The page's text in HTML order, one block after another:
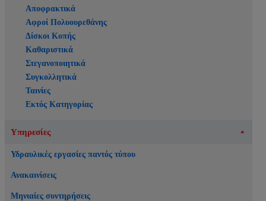
Αποφρακτικά
Αφροί Πολυουρεθάνης
Δίσκοι Κοπής
Καθαριστικά
Στεγανοποιητικά
Συγκολλητικά
Ταινίες
Εκτός Κατηγορίας
Υπηρεσίες
Υδραυλικές εργασίες παντός τύπου
Ανακαινίσεις
Μηνιαίες συντηρήσεις